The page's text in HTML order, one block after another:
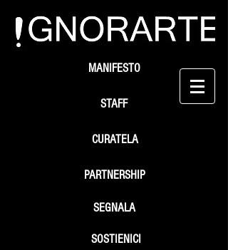
STAFF
SEGNALA
SOSTIENICI
MANIFESTO
PARTNERSHIP
CURATELA